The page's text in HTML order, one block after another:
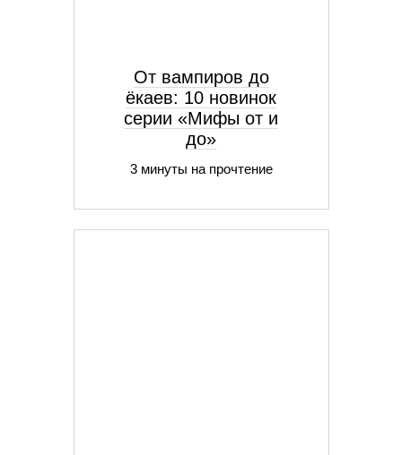
От вампиров до
ёкаев: 10 новинок
серии «Мифы от и
до»
3 минуты на прочтение